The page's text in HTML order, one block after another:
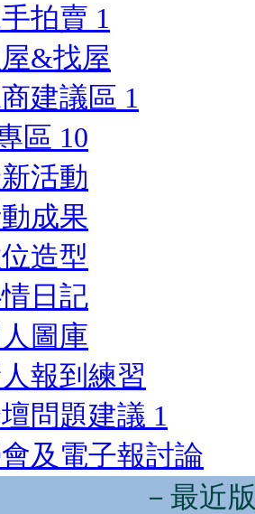
拍賣 1
&找屋
建議區 1
區 10
活動
成果
造型
日記
圖庫
報到練習
問題建議 1
及電子報討論
－最近